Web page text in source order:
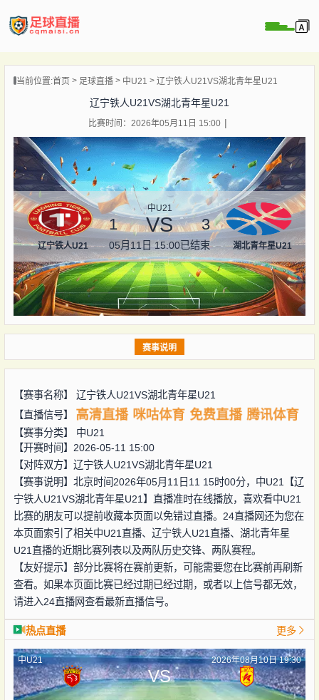
播
闻
当前位置:首页 足球直播 中U21 辽宁铁人U21VS湖北青年星U21
辽宁铁人U21VS湖北青年星U21
比赛时间：2026年05月11日 15:00
辽宁铁人U21
中U21
1 VS 3
05月11日 15:00已结束 湖北青年星U21
赛事说明
【赛事名称】 辽宁铁人U21VS湖北青年星U21
【直播信号】
高清直播 咪咕体育 免费直播 腾讯体育
【赛事分类】 中U21
【开赛时间】2026-05-11 15:00
【对阵双方】 辽宁铁人U21VS湖北青年星U21
【赛事说明】北京时间2026年05月11日11 15时00分，中U21【辽
宁铁人U21VS湖北青年星U21】直播准时在线播放，喜欢看中U21
比赛的朋友可以提前收藏本页面以免错过直播。24直播网还为您在
本页面索引了相关中U21直播、辽宁铁人U21直播、湖北青年星
U21直播的近期比赛列表以及两队历史交锋、两队赛程。
【友好提示】部分比赛将在赛前更新，可能需要您在比赛前再刷新
查看。如果本页面比赛已经过期已经过期，或者以上信号都无效，
请进入24直播网查看最新直播信号。
热点直播 更多
中U21 2026年08月10日 19:30
VS